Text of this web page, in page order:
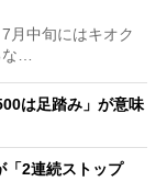
月中旬にはキオク
…
は足踏み」が意味
「2連続ストップ